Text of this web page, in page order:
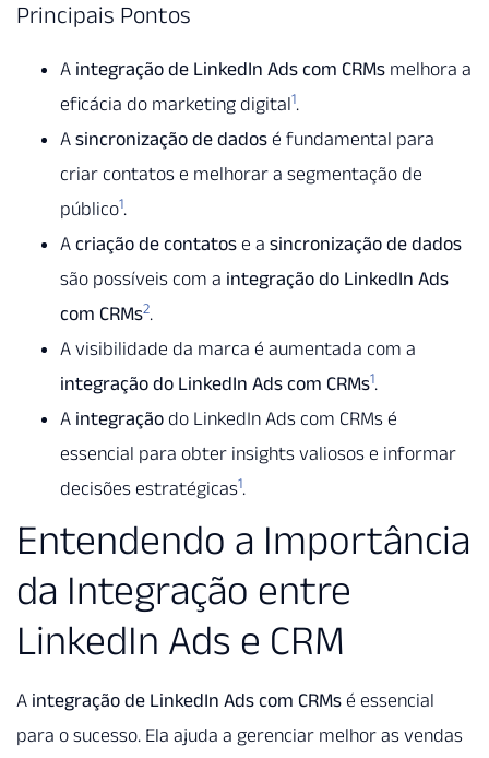
Principais Pontos
A integração de LinkedIn Ads com CRMs melhora a
eficácia do marketing digital1.
A sincronização de dados é fundamental para
criar contatos e melhorar a segmentação de
público1.
A criação de contatos e a sincronização de dados
são possíveis com a integração do LinkedIn Ads
com CRMs2.
A visibilidade da marca é aumentada com a
integração do LinkedIn Ads com CRMs1.
A integração do LinkedIn Ads com CRMs é
essencial para obter insights valiosos e informar
decisões estratégicas1.
Entendendo a Importância
da Integração entre
LinkedIn Ads e CRM
A integração de LinkedIn Ads com CRMs é essencial
para o sucesso. Ela ajuda a gerenciar melhor as vendas